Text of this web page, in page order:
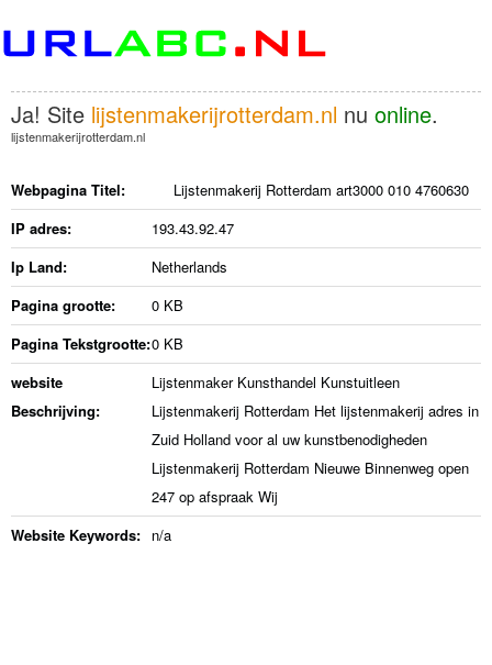
Ja! Site lijstenmakerijrotterdam.nl nu online.
lijstenmakerijrotterdam.nl
Webpagina Titel:
Lijstenmakerij Rotterdam art3000 010 4760630
IP adres:
193.43.92.47
Ip Land:
Netherlands
Pagina grootte:
0 KB
Pagina Tekstgrootte:0 KB
website
Beschrijving:
Lijstenmaker Kunsthandel Kunstuitleen
Lijstenmakerij Rotterdam Het lijstenmakerij adres in
Zuid Holland voor al uw kunstbenodigheden
Lijstenmakerij Rotterdam Nieuwe Binnenweg open
247 op afspraak Wij
Website Keywords: n/a